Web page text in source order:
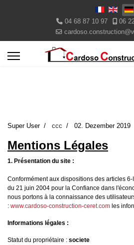
Select your
04 68 87 10 97
06
Super User ccc 02. Dezember 2019
Mentions Légales
1. Présentation du site :
Conformément aux dispositions des articles
du 21 juin 2004 pour la Confiance dans
nous portons à la connaissance des
: www.cardoso-construction-ceret.com les
Informations légales :
Statut du propriétaire : societe